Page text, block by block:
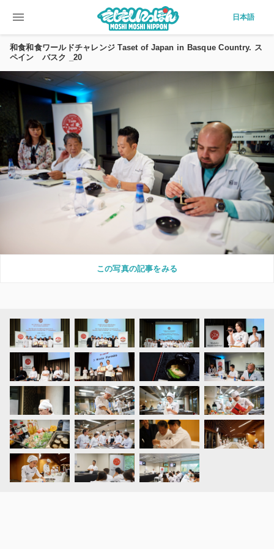
menu 日本語
和食和食ワールドチャレンジ Taset of Japan in Basque Country. ス
ペイン バスク _20
この写真の記事をみる